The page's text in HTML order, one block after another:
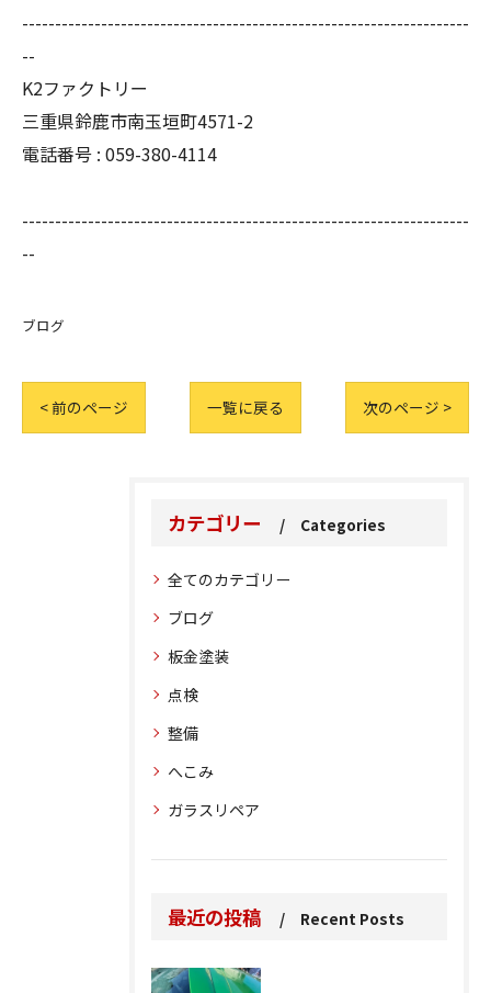
--------------------------------------------------------------------
--
K2ファクトリー
三重県鈴鹿市南玉垣町4571-2
電話番号 : 059-380-4114
--------------------------------------------------------------------
--
ブログ
< 前のページ 一覧に戻る 次のページ >
カテゴリー Categories
全てのカテゴリー
ブログ
板金塗装
点検
整備
へこみ
ガラスリペア
最近の投稿 Recent Posts